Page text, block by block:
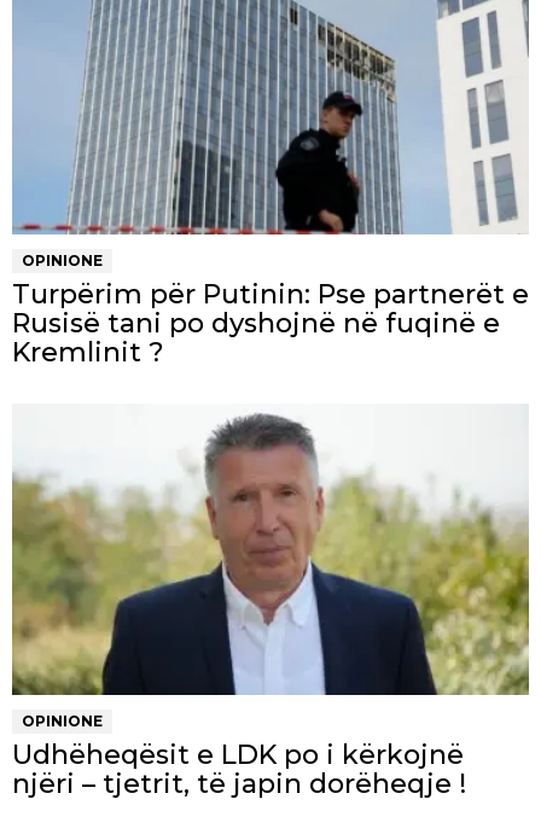
OPINIONE
Turpërim për Putinin: Pse partnerët e
Rusisë tani po dyshojnë në fuqinë e
Kremlinit ?
OPINIONE
Udhëheqësit e LDK po i kërkojnë
njëri – tjetrit, të japin dorëheqje !